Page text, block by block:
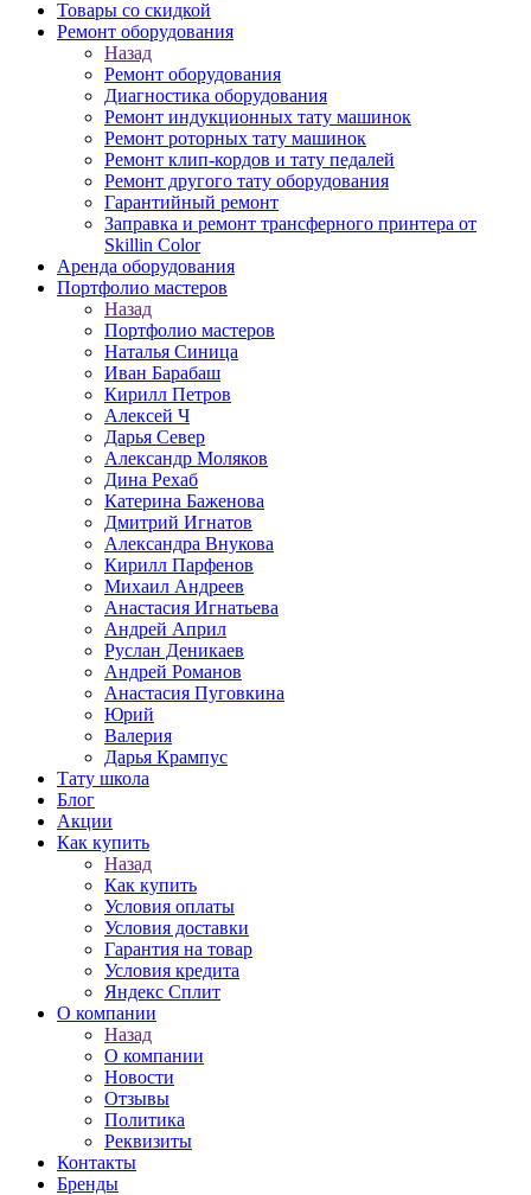
Товары со скидкой
Ремонт оборудования
Назад
Ремонт оборудования
Диагностика оборудования
Ремонт индукционных тату машинок
Ремонт роторных тату машинок
Ремонт клип-кордов и тату педалей
Ремонт другого тату оборудования
Гарантийный ремонт
Заправка и ремонт трансферного принтера от
Skillin Color
Аренда оборудования
Портфолио мастеров
Назад
Портфолио мастеров
Наталья Синица
Иван Барабаш
Кирилл Петров
Алексей Ч
Дарья Север
Александр Моляков
Дина Рехаб
Катерина Баженова
Дмитрий Игнатов
Александра Внукова
Кирилл Парфенов
Михаил Андреев
Анастасия Игнатьева
Андрей Април
Руслан Деникаев
Андрей Романов
Анастасия Пуговкина
Юрий
Валерия
Дарья Крампус
Тату школа
Блог
Акции
Как купить
Назад
Как купить
Условия оплаты
Условия доставки
Гарантия на товар
Условия кредита
Яндекс Сплит
О компании
Назад
О компании
Новости
Отзывы
Политика
Реквизиты
Контакты
Бренды